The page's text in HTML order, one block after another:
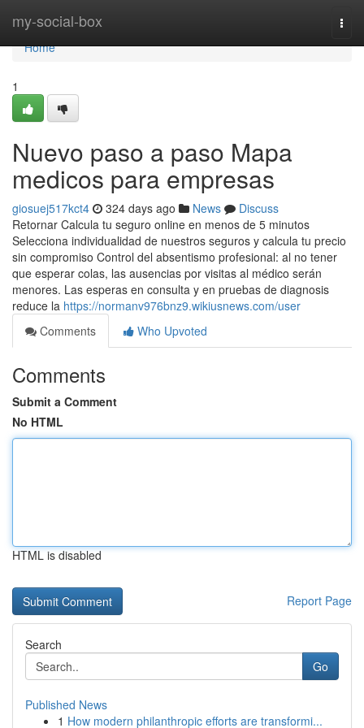
my-social-box
Home
Home
1
Nuevo paso a paso Mapa
medicos para empresas
giosuej517kct4 324 days ago News
Discuss
Retornar Calcula tu seguro online en menos de 5 minutos
Selecciona individualidad de nuestros seguros y calcula tu precio
sin compromiso Control del absentismo profesional: al no tener
que esperar colas, las ausencias por visitas al médico serán
menores. Las esperas en consulta y en pruebas de diagnosis
reduce la https://normanv976bnz9.wikiusnews.com/user
Comments
Who Upvoted
Comments
Submit a Comment
No HTML
HTML is disabled
Report Page
Search
Go
Published News
1 How modern philanthropic efforts are transformi...